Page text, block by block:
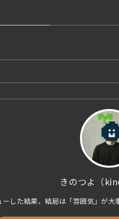
きのつよ（
した結果、結局は「雰囲気」が